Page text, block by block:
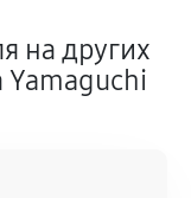
на других
Yamaguchi